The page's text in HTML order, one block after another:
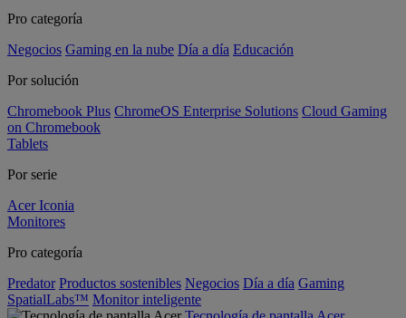
Pro categoría
Negocios Gaming en la nube Día a día Educación
Por solución
Chromebook Plus ChromeOS Enterprise Solutions Cloud Gaming
on Chromebook
Tablets
Por serie
Acer Iconia
Monitores
Pro categoría
Predator Productos sostenibles Negocios Día a día Gaming
SpatialLabs™ Monitor inteligente